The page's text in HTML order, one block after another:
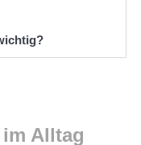
Alltag